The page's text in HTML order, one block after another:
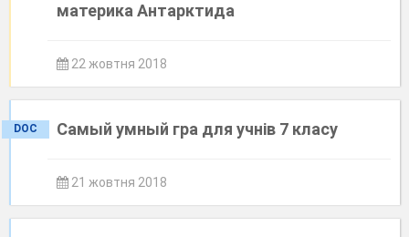
материка Антарктида
22 жовтня 2018
DOC Самый умный гра для учнів 7 класу
21 жовтня 2018